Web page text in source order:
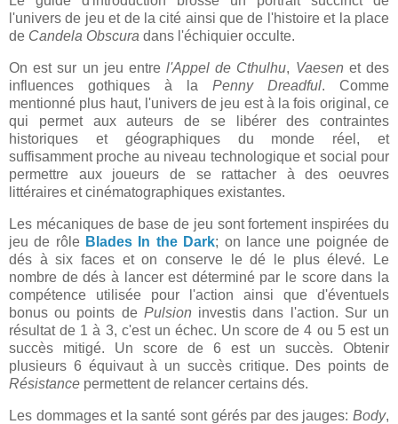
l'univers de jeu et de la cité ainsi que de l'histoire et la place
de Candela Obscura dans l'échiquier occulte.
On est sur un jeu entrel'Appel de Cthulhu, Vaesen et des
influences gothiques à la Penny Dreadful. Comme
mentionné plus haut, l'univers de jeu est à la fois original, ce
qui permet aux auteurs de se libérer des contraintes
historiques et géographiques du monde réel, et
suffisamment proche au niveau technologique et social pour
permettre aux joueurs de se rattacher à des oeuvres
littéraires et cinématographiques existantes.
Les mécaniques de base de jeu sont fortement inspirées du
jeu de rôle Blades In the Dark; on lance une poignée de
dés à six faces et on conserve le dé le plus élevé. Le
nombre de dés à lancer est déterminé par le score dans la
compétence utilisée pour l'action ainsi que d'éventuels
bonus ou points de Pulsion investis dans l'action. Sur un
résultat de 1 à 3, c'est un échec. Un score de 4 ou 5 est un
succès mitigé. Un score de 6 est un succès. Obtenir
plusieurs 6 équivaut à un succès critique. Des points de
Résistance permettent de relancer certains dés.
Les dommages et la santé sont gérés par des jauges: Body,